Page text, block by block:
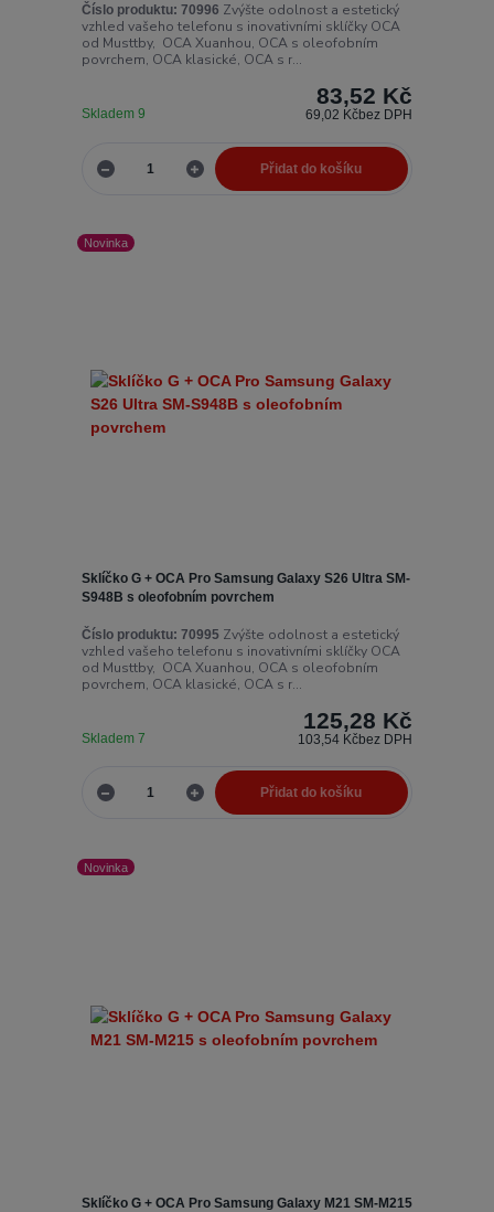
Číslo produktu: 70996 Zvýšte odolnost a estetický
vzhled vašeho telefonu s inovativními sklíčky OCA
od Musttby, OCA Xuanhou, OCA s oleofobním
povrchem, OCA klasické, OCA s r...
83,52 Kč
69,02 Kčbez DPH
Skladem 9
Přidat do košíku
Novinka
Sklíčko G + OCA Pro Samsung Galaxy S26 Ultra SM-
S948B s oleofobním povrchem
Číslo produktu: 70995 Zvýšte odolnost a estetický
vzhled vašeho telefonu s inovativními sklíčky OCA
od Musttby, OCA Xuanhou, OCA s oleofobním
povrchem, OCA klasické, OCA s r...
125,28 Kč
103,54 Kčbez DPH
Skladem 7
Přidat do košíku
Novinka
Sklíčko G + OCA Pro Samsung Galaxy M21 SM-M215